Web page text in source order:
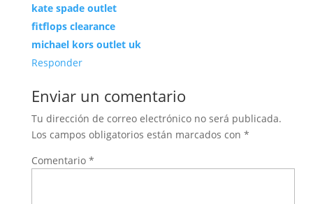
kate spade outlet
fitflops clearance
michael kors outlet uk
Responder
Enviar un comentario
Tu dirección de correo electrónico no será publicada.
Los campos obligatorios están marcados con *
Comentario *